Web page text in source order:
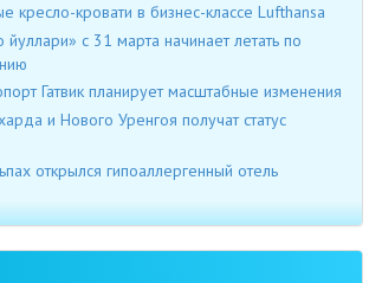
кресло-кровати в бизнес-классе Lufthansa
йуллари» с 31 марта начинает летать по
Гатвик планирует масштабные изменения
и Нового Уренгоя получат статус
открылся гипоаллергенный отель